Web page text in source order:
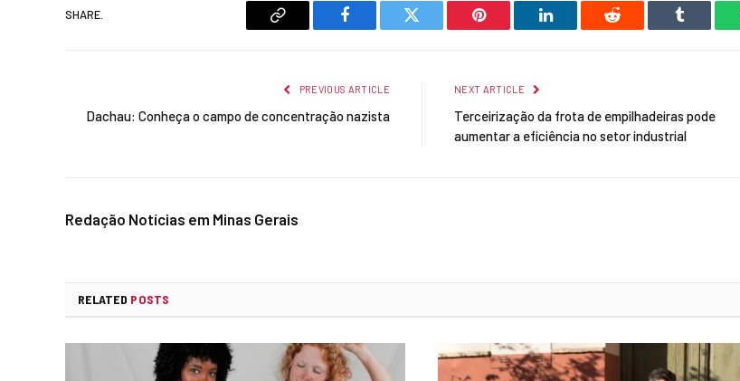
SHARE.
Copy
Facebook Twitter Pinterest LinkedIn Reddit Tumblr
PREVIOUS ARTICLE
Dachau: Conheça o campo de concentração nazista
NEXT ARTICLE
Terceirização da frota de empilhadeiras pode
aumentar a eficiência no setor industrial
Redação Notícias em Minas Gerais
RELATED POSTS